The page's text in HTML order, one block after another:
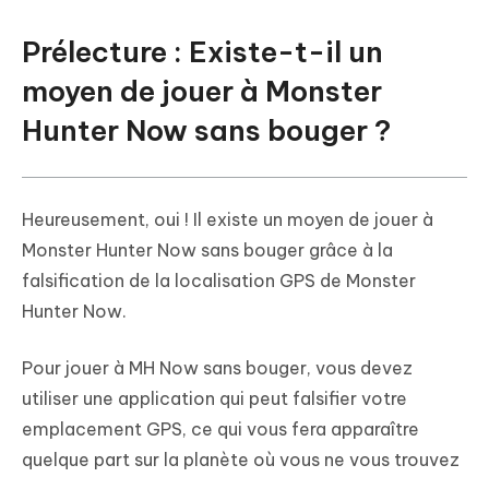
Prélecture : Existe-t-il un
moyen de jouer à Monster
Hunter Now sans bouger ?
Heureusement, oui ! Il existe un moyen de jouer à
Monster Hunter Now sans bouger grâce à la
falsification de la localisation GPS de Monster
Hunter Now.
Pour jouer à MH Now sans bouger, vous devez
utiliser une application qui peut falsifier votre
emplacement GPS, ce qui vous fera apparaître
quelque part sur la planète où vous ne vous trouvez